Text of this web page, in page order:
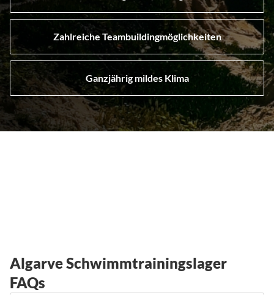
Zahlreiche Teambuildingmöglichkeiten
Ganzjährig mildes Klima
Algarve Schwimmtrainingslager
FAQs